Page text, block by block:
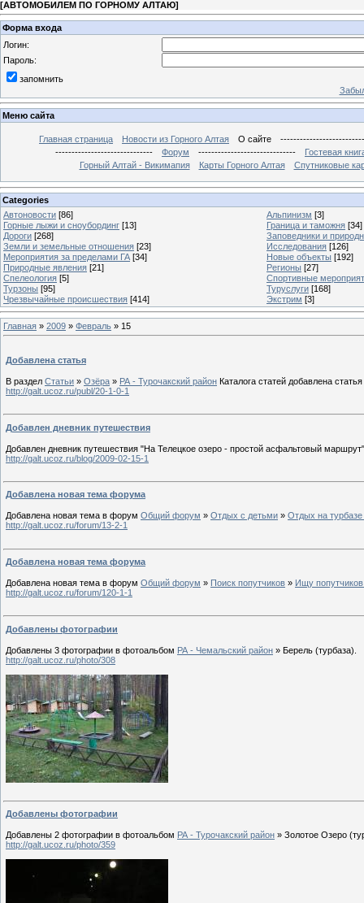
[АВТОМОБИЛЕМ ПО ГОРНОМУ АЛТАЮ]
Форма входа
Логин:
Пароль:
запомнить
Меню сайта
Главная страница Новости из Горного Алтая О сайте
------------------------------
Форум ------------------------------
Гостевая
Горный Алтай - Викимапия
Карты Горного Алтая Спутниковые
Categories
Автоновости [86] Альпинизм [3]
Горные лыжи и сноубординг [13] Граница и таможня [34]
Дороги [268]
Заповедники и
Земли и земельные отношения [23] Исследования [126]
Мероприятия за пределами ГА [34] Новые объекты [192]
Природные явления [21] Регионы [27]
Спелеология [5]
Спортивные
Турзоны [95] Туруслуги [168]
Чрезвычайные происшествия [414] Экстрим [3]
Главная » 2009 » Февраль » 15
Добавлена статья
В раздел Статьи » Озёра » РА - Турочакский район Каталога статей добавлена
http://galt.ucoz.ru/publ/20-1-0-1
Добавлен дневник путешествия
Добавлен дневник путешествия "На Телецкое озеро - простой асфальтовый
http://galt.ucoz.ru/blog/2009-02-15-1
Добавлена новая тема форума
Добавлена новая тема в форум Общий форум » Отдых с детьми » Отдых на
http://galt.ucoz.ru/forum/13-2-1
Добавлена новая тема форума
Добавлена новая тема в форум Общий форум » Поиск попутчиков » Ищу
http://galt.ucoz.ru/forum/120-1-1
Добавлены фотографии
Добавлены 3 фотографии в фотоальбом РА - Чемальский район » Берель (турбаза).
http://galt.ucoz.ru/photo/308
Добавлены фотографии
Добавлены 2 фотографии в фотоальбом РА - Турочакский район » Золотое Озеро
http://galt.ucoz.ru/photo/359